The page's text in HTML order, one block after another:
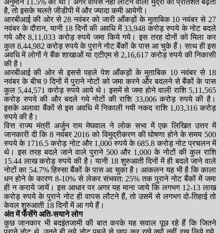
है, तो इसके चलते जीडीपी में और ज्यादा कमी आयेगी।
आरबीआई की ओर से 28 नवंबर को जारी आँकड़ों के मुताबिक 10 नवंबर से 27
नवंबर के दौरान, यानी 18 दिनों की अवधि में 33,948 करोड़ रुपये के नोट बदले
गये और 8,11,033 करोड़ रुपये जमा किये गये। इस तरह दोनों को मिला कर
कुल 8,44,982 करोड़ रुपये के पुराने नोट बैंकों के पास आ चुके हैं। साथ ही इस
अवधि में लोगों ने बैंक शाखाओं या एटीएम से 2,16,617 करोड़ रुपये की निकासी
की है।
आरबीआई की ओर से इससे पहले पेश आँकड़ों के मुताबिक 10 नवंबर से 18
नवंबर के बीच 9 दिनों में पुराने नोटों को जमा करने और बदलने से बैंकों के पास
कुल 5,44,571 करोड़ रुपये आये थे। इसमें से जमा होने वाली राशि 5,11,565
करोड़ रुपये की और बदले गये नोटों की राशि 33,006 करोड़ रुपये की है।
इसके अलावा बैंकों से इस अवधि में निकाली गयी नकद राशि 1,03,316 करोड़
रुपये की है।
वित्त राज्य मंत्री अर्जुन राम मेघवाल ने लोक सभा में एक लिखित उत्तर में
जानकारी दी कि 8 नवंबर 2016 को विमुद्रीकरण की घोषणा होने के समय 500
रुपये के 1716.5 करोड़ नोट और 1,000 रुपये के 685.8 करोड़ नोट प्रचलन में
थे। इस तरह बदले जाने वाले पुराने 500 और 1,000 के नोटों की कुल राशि
15.44 लाख करोड़ रुपये की है। यानी 18 शुरुआती दिनों में ही बदले जाने वाले
नोटों का 54.7% हिस्सा बैंकों के पास आ चुका है। आकलन यह भी है कि काला
धन होने के कारण 8-10% से लेकर संभवत: 25% तक पुराने नोट बैंकों में जमा
ही न कराये जायें। इस आधार पर अगर यह माना जाये कि लगभग 12-13 लाख
करोड़ रुपये के पुराने नोट ही वापस लौटने हैं, तो उसमें से लगभग दो-तिहाई तो
केवल शुरुआती 18 दिनों में आ गये हैं।
अंत में फँसेंगे अति-सयाने लोग
कुछ जानकार भी बदइंतजामी की बात करके यह सवाल पूछ रहे हैं कि जितने